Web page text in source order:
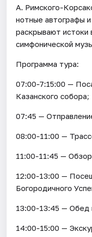
А. Римского-
нотные автографы
раскрывают истоки
симфонической
Программа тура:
07:00-7:15:00 —
Казанского собора;
07:45 —
08:00-11:00 —
11:00-11:45 —
12:00-13:00 —
Богородичного
13:00-13:45 — Обед
14:00-15:00 —